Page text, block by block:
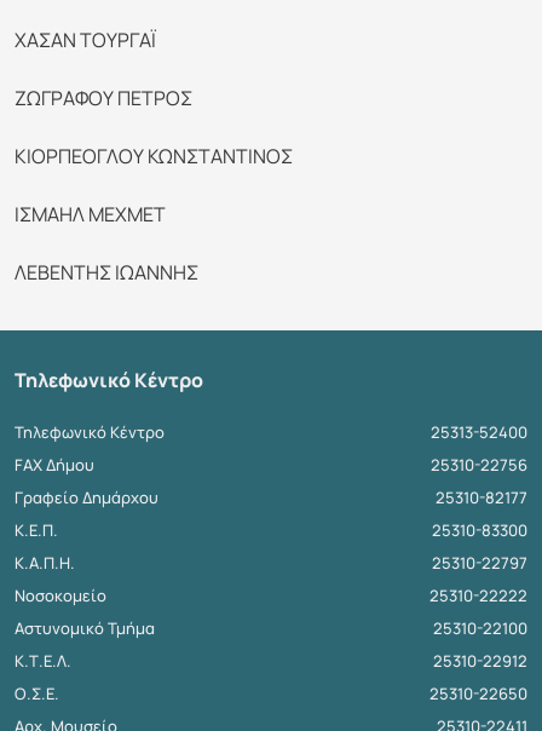
ΧΑΣΑΝ ΤΟΥΡΓΑΪ
ΖΩΓΡΑΦΟΥ ΠΕΤΡΟΣ
ΚΙΟΡΠΕΟΓΛΟΥ ΚΩΝΣΤΑΝΤΙΝΟΣ
ΙΣΜΑΗΛ ΜΕΧΜΕΤ
ΛΕΒΕΝΤΗΣ ΙΩΑΝΝΗΣ
Τηλεφωνικό Κέντρο
Τηλεφωνικό Κέντρο
25313-52400
FAX Δήμου
25310-22756
Γραφείο Δημάρχου
25310-82177
Κ.Ε.Π.
25310-83300
Κ.Α.Π.Η.
25310-22797
Νοσοκομείο
25310-22222
Αστυνομικό Τμήμα
25310-22100
Κ.Τ.Ε.Λ.
25310-22912
Ο.Σ.Ε.
25310-22650
Αρχ. Μουσείο
25310-22411